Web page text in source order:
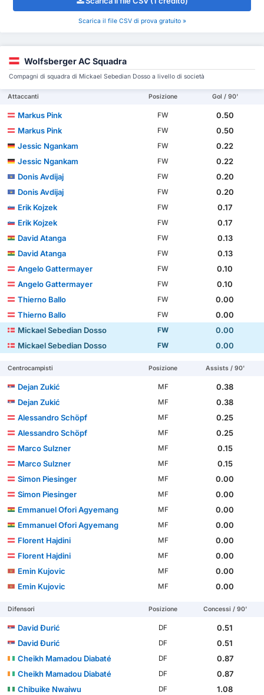
Scarica il file CSV di prova gratuito »
Wolfsberger AC Squadra
Compagni di squadra di Mickael Sebedian Dosso a livello di società
Attaccanti Posizione Gol / 90'
Markus Pink FW
0.50
Markus Pink
FW
0.50
Jessic Ngankam
FW
0.22
Jessic Ngankam
FW
0.22
Donis Avdijaj
FW
0.20
Donis Avdijaj
FW
0.20
Erik Kojzek
FW
0.17
Erik Kojzek
FW
0.17
David Atanga
FW
0.13
David Atanga
FW
0.13
Angelo Gattermayer
FW
0.10
Angelo Gattermayer
FW
0.10
Thierno Ballo
FW
0.00
Thierno Ballo
FW
0.00
Mickael Sebedian Dosso
FW
0.00
Mickael Sebedian Dosso
FW 0.00
Centrocampisti Posizione Assists / 90'
Dejan Zukić MF
0.38
Dejan Zukić
MF
0.38
Alessandro Schöpf
MF
0.25
Alessandro Schöpf
MF
0.25
Marco Sulzner
MF
0.15
Marco Sulzner
MF
0.15
Simon Piesinger
MF
0.00
Simon Piesinger
MF
0.00
Emmanuel Ofori Agyemang
MF
0.00
Emmanuel Ofori Agyemang
MF
0.00
Florent Hajdini
MF
0.00
Florent Hajdini
MF
0.00
Emin Kujovic
MF
0.00
Emin Kujovic
MF 0.00
Difensori Posizione Concessi / 90'
David Đurić DF
0.51
David Đurić
DF
0.51
Cheikh Mamadou Diabaté
DF
0.87
Cheikh Mamadou Diabaté
DF
0.87
Chibuike Nwaiwu
DF
1.08